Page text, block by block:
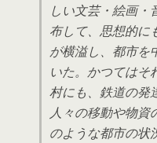
しい文芸・絵画・
布して、思想的に
が横溢し、都市を
いた。かつてはそ
村にも、鉄道の発
人々の移動や物資
のような都市の状